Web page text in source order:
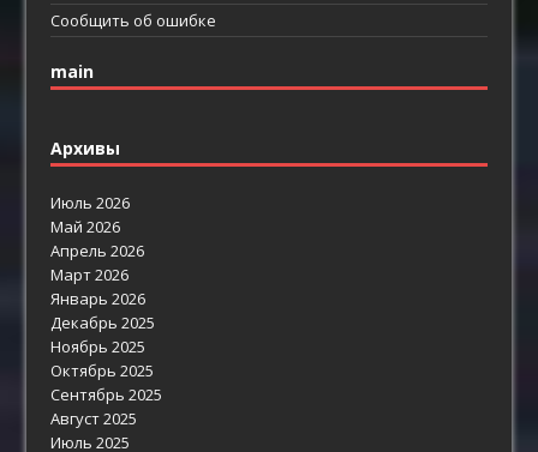
Сообщить об ошибке
main
Архивы
Июль 2026
Май 2026
Апрель 2026
Март 2026
Январь 2026
Декабрь 2025
Ноябрь 2025
Октябрь 2025
Сентябрь 2025
Август 2025
Июль 2025